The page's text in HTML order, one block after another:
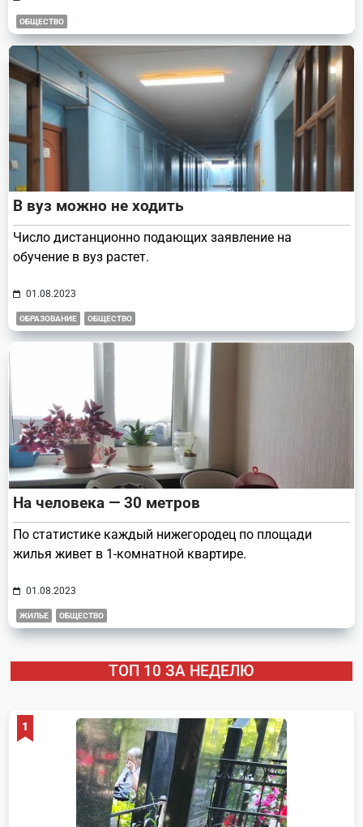
ОБЩЕСТВО
В вуз можно не ходить
Число дистанционно подающих заявление на
обучение в вуз растет.
01.08.2023
ОБРАЗОВАНИЕ ОБЩЕСТВО
На человека — 30 метров
По статистике каждый нижегородец по площади
жилья живет в 1-комнатной квартире.
01.08.2023
ЖИЛЬЕ ОБЩЕСТВО
ТОП 10 ЗА НЕДЕЛЮ